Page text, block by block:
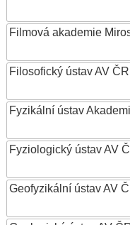
Filmová akademie
Filosofický ústav AV ČR
Fyzikální ústav
Fyziologický ústav AV
Geofyzikální ústav AV